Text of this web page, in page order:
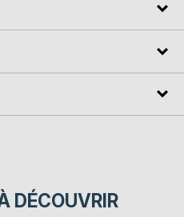
DÉCOUVRIR